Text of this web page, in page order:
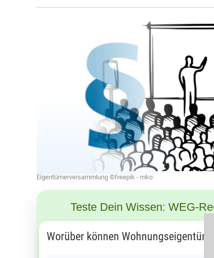
Eigentümerversammlung ©freepik - mko
Teste Dein Wissen: WEG-
Worüber können